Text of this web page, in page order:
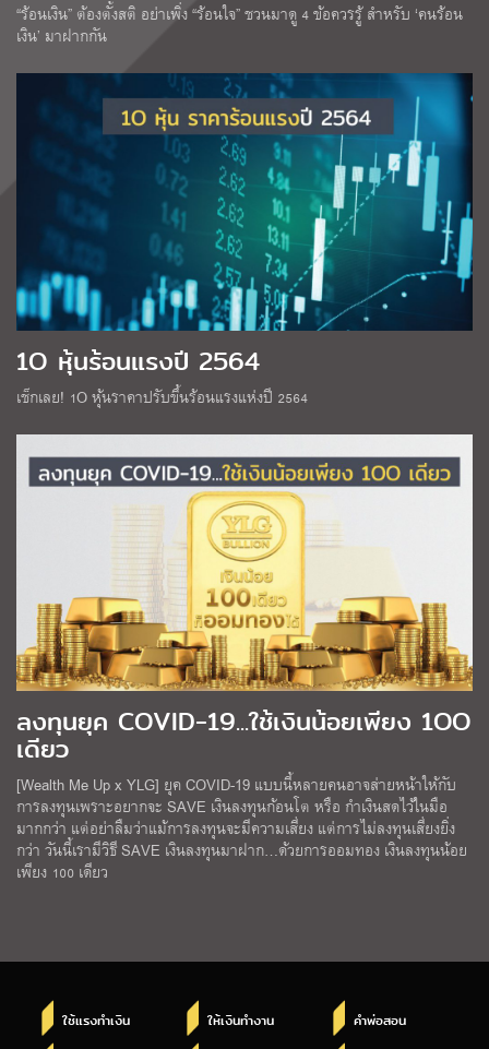
“ร้อนเงิน” ต้องตั้งสติ อย่าเพิ่ง “ร้อนใจ” ชวนมาดู 4 ข้อควรรู้ สำหรับ ‘คนร้อน
เงิน’ มาฝากกัน
1O หุ้นร้อนแรงปี 2564
เช็กเลย! 1O หุ้นราคาปรับขึ้นร้อนแรงแห่งปี 2564
ลงทุนยุค COVID-19...ใช้เงินน้อยเพียง 1OO
เดียว
[Wealth Me Up x YLG] ยุค COVID-19 แบบนี้หลายคนอาจส่ายหน้าให้กับ
การลงทุนเพราะอยากจะ SAVE เงินลงทุนก้อนโต หรือ กำเงินสดไว้ในมือ
มากกว่า แต่อย่าลืมว่าแม้การลงทุนจะมีความเสี่ยง แต่การไม่ลงทุนเสี่ยงยิ่ง
กว่า วันนี้เรามีวิธี SAVE เงินลงทุนมาฝาก…ด้วยการออมทอง เงินลงทุนน้อย
เพียง 100 เดียว
ใช้แรงทำเงิน ให้เงินทำงาน คำพ่อสอน